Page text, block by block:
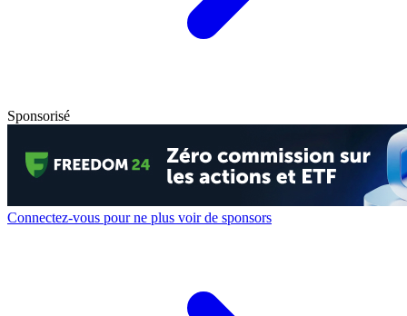
Sponsorisé
Connectez-vous pour ne plus voir de sponsors